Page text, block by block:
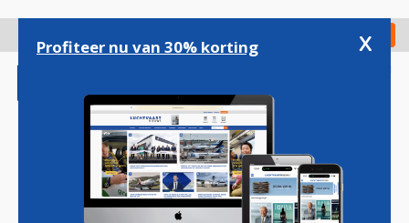
gaan
Check in
Magazine Podcasts Vacatures
Profiteer nu van 30% korting x